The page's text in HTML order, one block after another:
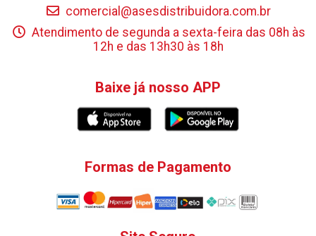
comercial@asesdistribuidora.com.br
Atendimento de segunda a sexta-feira das 08h às
12h e das 13h30 às 18h
Baixe já nosso APP
Formas de Pagamento